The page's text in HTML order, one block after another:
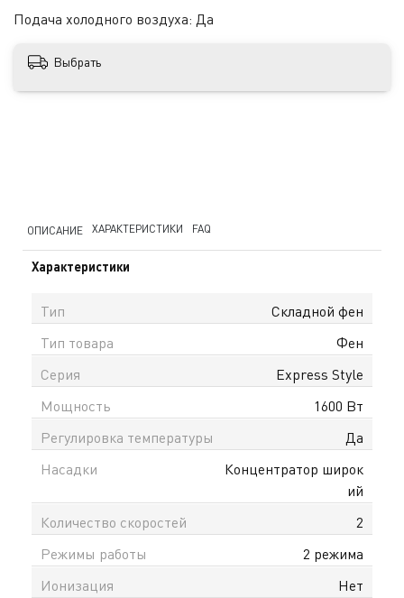
Подача холодного воздуха: Да
Выбрать
ОПИСАНИЕ ХАРАКТЕРИСТИКИ FAQ
Характеристики
Тип
Складной фен
Тип товара
Фен
Серия
Express Style
Мощность
1600 Вт
Регулировка температуры
Да
Насадки
Концентратор широк
ий
Количество скоростей
2
Режимы работы
2 режима
Ионизация
Нет